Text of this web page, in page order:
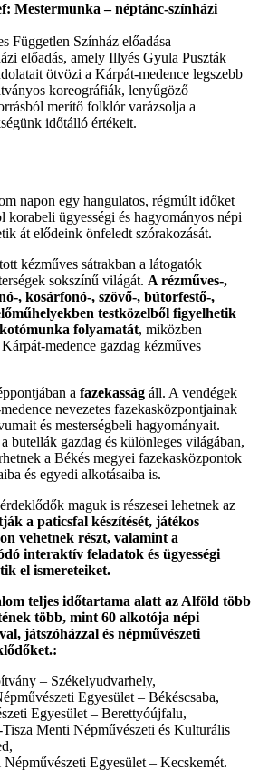
Mestermunka – néptánc-színházi
Független Színház előadása
előadás, amely Illyés Gyula Puszták
ötvözi a Kárpát-medence legszebb
koreográfiák, lenyűgöző
merítő folklór varázsolja a
időtálló értékeit.
napon egy hangulatos, régmúlt időket
korabeli ügyességi és hagyományos népi
át elődeink önfeledt szórakozását.
kézműves sátrakban a látogatók
sokszínű világát. A rézműves-,
, kosárfonó-, szövő-, bútorfestő-,
testközelből figyelhetik
folyamatát, miközben
medence gazdag kézműves
a fazekasság áll. A vendégek
nevezetes fazekasközpontjainak
és mesterségbeli hagyományait.
butellák gazdag és különleges világában,
a Békés megyei fazekasközpontok
és egyedi alkotásaiba is.
maguk is részesei lehetnek az
a paticsfal készítését, játékos
vehetnek részt, valamint a
interaktív feladatok és ügyességi
el ismereteiket.
teljes időtartama alatt az Alföld több
több, mint 60 alkotója népi
játszóházzal és népművészeti
– Székelyudvarhely,
Egyesület – Békéscsaba,
Egyesület – Berettyóújfalu,
Menti Népművészeti és Kulturális
Egyesület – Kecskemét.